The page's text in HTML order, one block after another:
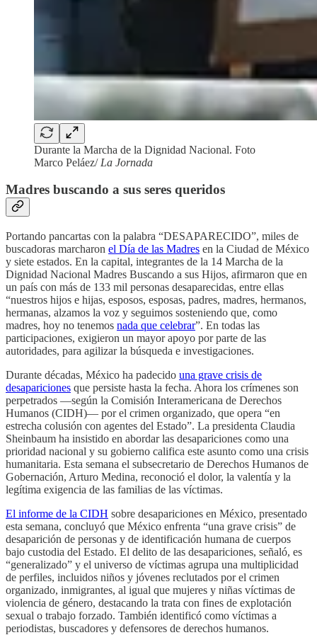
Durante la Marcha de la Dignidad Nacional. Foto
Marco Peláez/ La Jornada
Madres buscando a sus seres queridos
Portando pancartas con la palabra “DESAPARECIDO”, miles de
buscadoras marcharon el Día de las Madres en la Ciudad de México
y siete estados. En la capital, integrantes de la 14 Marcha de la
Dignidad Nacional Madres Buscando a sus Hijos, afirmaron que en
un país con más de 133 mil personas desaparecidas, entre ellas
“nuestros hijos e hijas, esposos, esposas, padres, madres, hermanos,
hermanas, alzamos la voz y seguimos sosteniendo que, como
madres, hoy no tenemos nada que celebrar”. En todas las
participaciones, exigieron un mayor apoyo por parte de las
autoridades, para agilizar la búsqueda e investigaciones.
Durante décadas, México ha padecido una grave crisis de
desapariciones que persiste hasta la fecha. Ahora los crímenes son
perpetrados —según la Comisión Interamericana de Derechos
Humanos (CIDH)— por el crimen organizado, que opera “en
estrecha colusión con agentes del Estado”. La presidenta Claudia
Sheinbaum ha insistido en abordar las desapariciones como una
prioridad nacional y su gobierno califica este asunto como una crisis
humanitaria. Esta semana el subsecretario de Derechos Humanos de
Gobernación, Arturo Medina, reconoció el dolor, la valentía y la
legítima exigencia de las familias de las víctimas.
El informe de la CIDH sobre desapariciones en México, presentado
esta semana, concluyó que México enfrenta “una grave crisis” de
desaparición de personas y de identificación humana de cuerpos
bajo custodia del Estado. El delito de las desapariciones, señaló, es
“generalizado” y el universo de víctimas agrupa una multiplicidad
de perfiles, incluidos niños y jóvenes reclutados por el crimen
organizado, inmigrantes, al igual que mujeres y niñas víctimas de
violencia de género, destacando la trata con fines de explotación
sexual o trabajo forzado. También identificó como víctimas a
periodistas, buscadores y defensores de derechos humanos.